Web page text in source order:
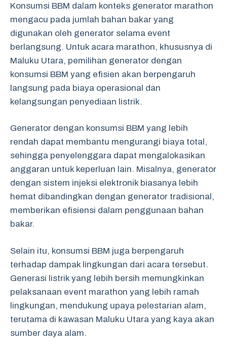
Konsumsi BBM dalam konteks generator marathon
mengacu pada jumlah bahan bakar yang
digunakan oleh generator selama event
berlangsung. Untuk acara marathon, khususnya di
Maluku Utara, pemilihan generator dengan
konsumsi BBM yang efisien akan berpengaruh
langsung pada biaya operasional dan
kelangsungan penyediaan listrik.
Generator dengan konsumsi BBM yang lebih
rendah dapat membantu mengurangi biaya total,
sehingga penyelenggara dapat mengalokasikan
anggaran untuk keperluan lain. Misalnya, generator
dengan sistem injeksi elektronik biasanya lebih
hemat dibandingkan dengan generator tradisional,
memberikan efisiensi dalam penggunaan bahan
bakar.
Selain itu, konsumsi BBM juga berpengaruh
terhadap dampak lingkungan dari acara tersebut.
Generasi listrik yang lebih bersih memungkinkan
pelaksanaan event marathon yang lebih ramah
lingkungan, mendukung upaya pelestarian alam,
terutama di kawasan Maluku Utara yang kaya akan
sumber daya alam.